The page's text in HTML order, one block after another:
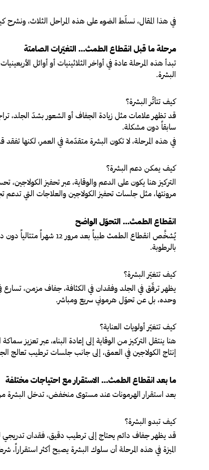
في هذا المقال، نسلّط الضوء على هذه المراحل الثلاث،
مرحلة ما قبل انقطاع الطمث… التغيّرات الصامتة
تبدأ هذه المرحلة عادة في أواخر الثلاثينيات أو أوائل
البشرة.
كيف تتأثّر البشرة؟
قد تظهر علامات مثل زيادة الجفاف أو الشعور بشدّ الجلد،
سابقاً دون مشكلة.
في هذه المرحلة، لا تكون البشرة متقدّمة في العمر، لكنها
كيف يمكن دعم البشرة؟
التركيز هنا يكون على الدعم والوقاية، عبر تحفيز
مرونتها، مثل جلسات تحفيز الكولاجين والعلاجات التي تدعم
انقطاع الطمث… التحوّل الواضح
يُشخَّص انقطاع الطمث
بالرطوبة.
كيف تتغيّر البشرة؟
يظهر ترقّق في الجلد وفقدان في الكثافة، جفاف مزمن، تسارع
وحده، بل عن تحوّل هرموني سريع ومباشر.
كيف تتغيّر أولويات العناية؟
هنا ينتقل التركيز من الوقاية إلى إعادة البناء، عبر
إنتاج الكولاجين في العمق، إلى جانب جلسات ترطيب تعالج
ما بعد انقطاع الطمث… الاستقرار مع احتياجات مختلفة
بعد استقرار الهرمونات عند مستوى منخفض، تدخل البشرة
كيف تبدو البشرة؟
قد يظهر جفاف دائم يحتاج إلى ترطيب دقيق، فقدان تدريجي
الميزة في هذه المرحلة أن سلوك البشرة يصبح أكثر